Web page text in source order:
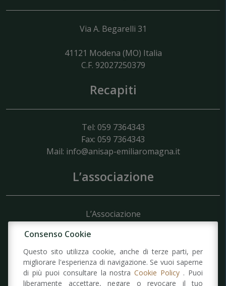
Via A. Begarelli 31
41121 Modena (MO) Italia
C.F. 92027250379
Recapiti
Tel: 059 7364343
Fax: 059 7364343
Mail: info@anisap-emiliaromagna.it
L’associazione
L’Associazione
Struttura
Organigramma
Domanda di Ammissione
Statuto
Consenso Cookie
Questo sito utilizza cookie, anche di terze parti, per
migliorare l'esperienza di navigazione. Se vuoi saperne
di più puoi consultare la nostraCookie Policy . Puoi
liberamente accettare, negare o revocare il tuo